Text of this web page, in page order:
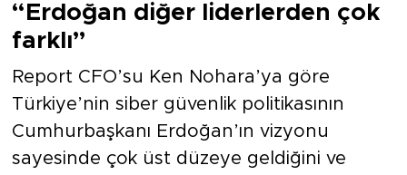
“Erdoğan diğer liderlerden çok
farklı”
Report CFO’su Ken Nohara’ya göre
Türkiye’nin siber güvenlik politikasının
Cumhurbaşkanı Erdoğan’ın vizyonu
sayesinde çok üst düzeye geldiğini ve